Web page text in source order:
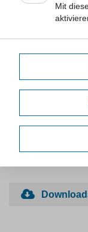
Weiterführende
Artikel zu den
(englischsprachig)
Mit